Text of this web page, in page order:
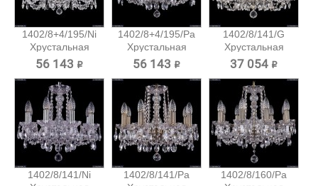
1402/8+4/195/Ni
Хрустальная
подвесная...
56 143 ₽
1402/8+4/195/Pa
Хрустальная
подвесная...
56 143 ₽
1402/8/141/G
Хрустальная
подвесная...
37 054 ₽
1402/8/141/Ni
1402/8/141/Pa
1402/8/160/Pa